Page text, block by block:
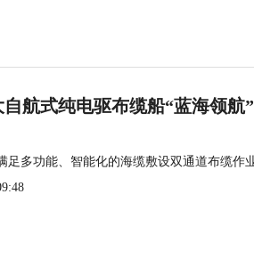
自航式纯电驱布缆船“蓝海领航
足多功能、智能化的海缆敷设双通道布缆作